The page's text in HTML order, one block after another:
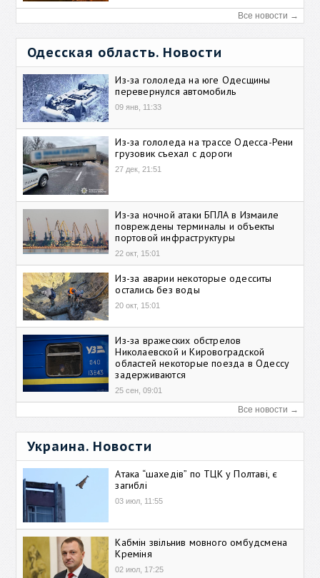
Все новости →
Одесская область. Новости
Из-за гололеда на юге Одесщины
перевернулся автомобиль
09 янв, 11:33
Из-за гололеда на трассе Одесса-Рени
грузовик съехал с дороги
27 дек, 21:51
Из-за ночной атаки БПЛА в Измаиле
повреждены терминалы и объекты
портовой инфраструктуры
22 окт, 15:01
Из-за аварии некоторые одесситы
остались без воды
20 окт, 15:01
Из-за вражеских обстрелов
Николаевской и Кировоградской
областей некоторые поезда в Одессу
задерживаются
25 сен, 09:01
Все новости →
Украина. Новости
Атака “шахедів” по ТЦК у Полтаві, є
загиблі
03 июл, 11:55
Кабмін звільнив мовного омбудсмена
Креміня
02 июл, 17:25